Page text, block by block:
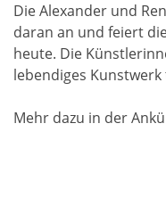
Die Alexander und
daran an und feiert
heute. Die
lebendiges Kunstwerk
Mehr dazu in der